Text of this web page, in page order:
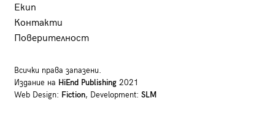
Екип
Контакти
Поверителност
Всички права запазени.
Издание на HiEnd Publishing2021
Web Design: Fiction, Development: SLM